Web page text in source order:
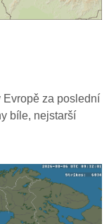
Evropě za poslední
bíle, nejstarší